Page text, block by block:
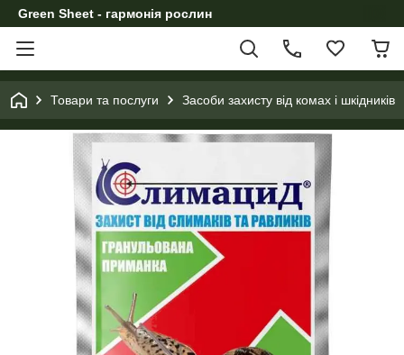
Green Sheet - гармонія рослин
Товари та послуги Засоби захисту від комах і шкідників